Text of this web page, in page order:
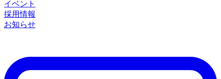
イベント
採用情報
お知らせ